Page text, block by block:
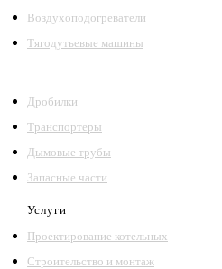
Воздухоподогреватели
Тягодутьевые машины
Дробилки
Транспортеры
Дымовые трубы
Запасные части
Услуги
Проектирование котельных
Строительство и монтаж